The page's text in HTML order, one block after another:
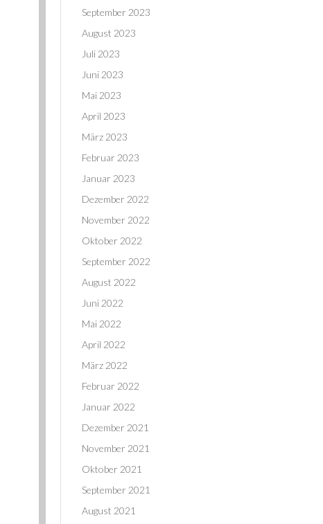
September 2023
August 2023
Juli 2023
Juni 2023
Mai 2023
April 2023
März 2023
Februar 2023
Januar 2023
Dezember 2022
November 2022
Oktober 2022
September 2022
August 2022
Juni 2022
Mai 2022
April 2022
März 2022
Februar 2022
Januar 2022
Dezember 2021
November 2021
Oktober 2021
September 2021
August 2021